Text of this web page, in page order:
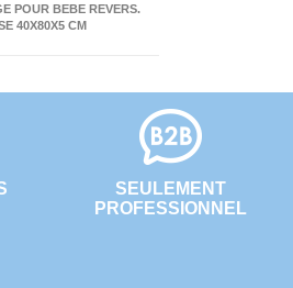
POUR BEBE REVERS.
40X80X5 CM
SEULEMENT
PROFESSIONNEL